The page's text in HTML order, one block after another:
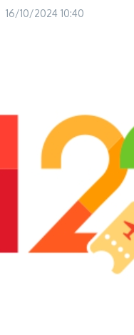
16/10/2024 10:40